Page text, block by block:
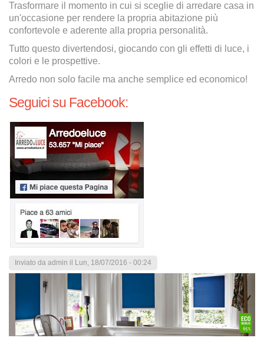
Trasformare il momento in cui si sceglie di arredare casa in
un'occasione per rendere la propria abitazione più
confortevole e aderente alla propria personalità.
Tutto questo divertendosi, giocando con gli effetti di luce, i
colori e le prospettive.
Arredo non solo facile ma anche semplice ed economico!
Seguici su Facebook:
Inviato da admin il Lun, 18/07/2016 - 00:24